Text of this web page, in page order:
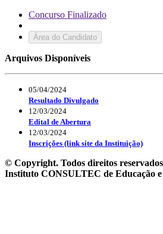
Concurso Finalizado
Área do Candidato
Arquivos Disponíveis
05/04/2024
Resultado Divulgado
12/03/2024
Edital de Abertura
12/03/2024
Inscrições (link site da Instituição)
© Copyright. Todos direitos
Instituto CONSULTEC de Educação e